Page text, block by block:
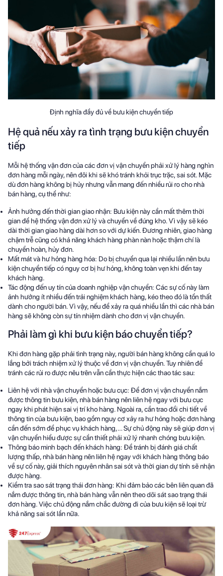
Định nghĩa đầy đủ về bưu kiện chuyển tiếp
Hệ quả nếu xảy ra tình trạng bưu kiện chuyển
tiếp
Mỗi hệ thống vận đơn của các đơn vị vận chuyển phải xử lý hàng nghìn
đơn hàng mỗi ngày, nên đôi khi sẽ khó tránh khỏi trục trặc, sai sót. Mặc
dù đơn hàng không bị hủy nhưng vẫn mang đến nhiều rủi ro cho nhà
bán hàng, cụ thể như:
Ảnh hưởng đến thời gian giao nhận: Bưu kiện này cần mất thêm thời
gian để hệ thống vận đơn xử lý và chuyển về đúng kho. Vì vậy sẽ kéo
dài thời gian giao hàng dài hơn so với dự kiến. Đương nhiên, giao hàng
chậm trễ cũng có khả năng khách hàng phàn nàn hoặc thậm chí là
chuyển hoàn, hủy đơn.
Mất mát và hư hỏng hàng hóa: Do bị chuyển qua lại nhiều lần nên bưu
kiện chuyển tiếp có nguy cơ bị hư hỏng, không toàn vẹn khi đến tay
khách hàng.
Tác động đến uy tín của doanh nghiệp vận chuyển: Các sự cố này làm
ảnh hưởng ít nhiều đến trải nghiệm khách hàng, kéo theo đó là tổn thất
dành cho người bán. Vì vậy, nếu để xảy ra quá nhiều lần thì các nhà bán
hàng sẽ không còn sự tín nhiệm dành cho đơn vị vận chuyển.
Phải làm gì khi bưu kiện báo chuyển tiếp?
Khi đơn hàng gặp phải tình trạng này, người bán hàng không cần quá lo
lắng bởi trách nhiệm xử lý thuộc về đơn vị vận chuyển. Tuy nhiên để
tránh các rủi ro được nêu trên vẫn cần thực hiện các thao tác sau:
Liên hệ với nhà vận chuyển hoặc bưu cục: Để đơn vị vận chuyển nắm
được thông tin bưu kiện, nhà bán hàng nên liên hệ ngay với bưu cục
ngay khi phát hiện sai vị trí kho hàng. Ngoài ra, cần trao đổi chi tiết về
thông tin của bưu kiện, bao gồm nguy cơ xảy ra hư hỏng hoặc đơn hàng
cần đến sớm để phục vụ khách hàng,… Sự chủ động này sẽ giúp đơn vị
vận chuyển hiểu được sự cần thiết phải xử lý nhanh chóng bưu kiện.
Thông báo minh bạch đến khách hàng: Để tránh bị đánh giá chất
lượng thấp, nhà bán hàng nên liên hệ ngay với khách hàng thông báo
về sự cố này, giải thích nguyên nhân sai sót và thời gian dự tính sẽ nhận
được hàng.
Kiểm tra sao sát trạng thái đơn hàng: Khi đảm bảo các bên liên quan đã
nắm được thông tin, nhà bán hàng vẫn nên theo dõi sát sao trạng thái
đơn hàng. Việc chủ động nắm chắc đường đi của bưu kiện sẽ loại trừ
khả năng sai sót lần nữa.